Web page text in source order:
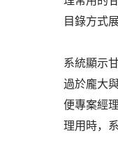
目錄方式
系統顯示
過於龐大
便專案經
理用時，